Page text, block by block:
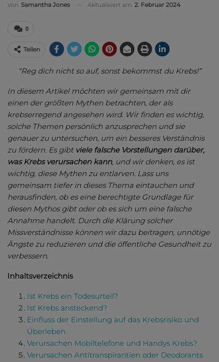
Von Samantha Jones Aktualisiert am 2. Februar 2024
0
Teilen
“Reg dich nicht so auf, sonst bekommst du Krebs!”
In diesem Artikel möchten wir gemeinsam mit dir
einen der größten Mythen betrachten, der als
krebserregend angesehen wird. Wir finden es wichtig,
solche Themen persönlich anzusprechen und sie
genauer zu untersuchen, um ein besseres Verständnis
zu fördern. Es gibt viele falsche Vorstellungen darüber,
was Krebs verursachen kann, und wir denken, es ist
wichtig, diese Mythen zu entlarven. Lass uns
gemeinsam tiefer in dieses Thema eintauchen und
herausfinden, ob es eine berechtigte Grundlage für
diesen Mythos gibt oder ob es sich um eine falsche
Annahme handelt. Durch die Klärung solcher
Missverständnisse können wir dazu beitragen, unnötige
Ängste zu reduzieren und die öffentliche Gesundheit zu
verbessern.
Inhaltsverzeichnis
Ist Krebs ein Todesurteil?
Ist Krebs ansteckend?
Einfluss der Einstellung auf das Krebsrisiko und
Überleben
Verursachen Mobiltelefone und Handys Krebs?
Verursachen Antitranspirantien oder Deodorants